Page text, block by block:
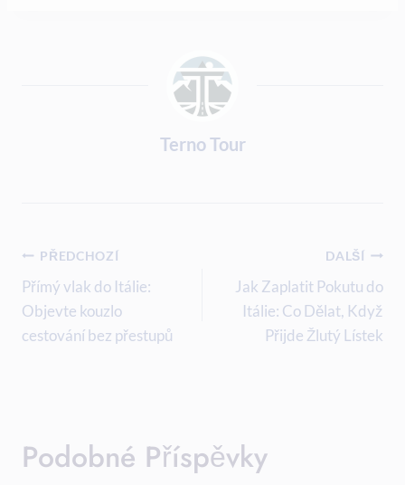
Terno Tour
Navigace
Pro
Příspěvek
PŘEDCHOZÍ
Přímý vlak do Itálie:
Objevte kouzlo
cestování bez přestupů
DALŠÍ
Jak Zaplatit Pokutu do
Itálie: Co Dělat, Když
Přijde Žlutý Lístek
Podobné Příspěvky